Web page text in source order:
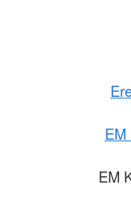
EM
EM